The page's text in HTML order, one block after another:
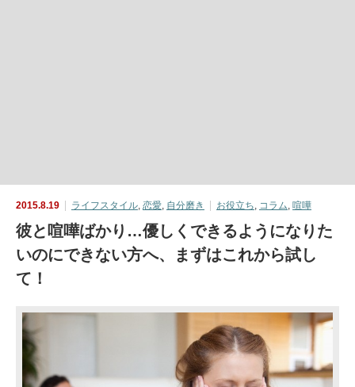
2015.8.19 ライフスタイル, 恋愛, 自分磨き お役立ち, コラム, 喧嘩
彼と喧嘩ばかり…優しくできるようになりた
いのにできない方へ、まずはこれから試し
て！